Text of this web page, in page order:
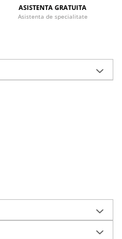
ASISTENTA GRATUITA
Asistenta de specialitate